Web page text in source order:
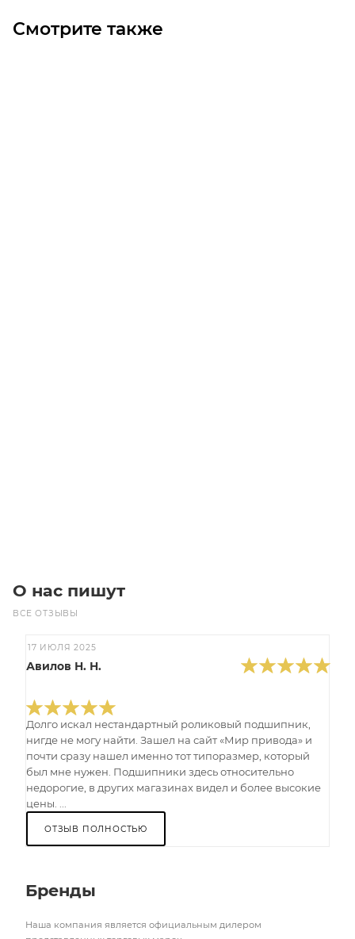
Смотрите также
О нас пишут
ВСЕ ОТЗЫВЫ
17 ИЮЛЯ 2025
Авилов Н. Н.
Долго искал нестандартный роликовый подшипник,
нигде не могу найти. Зашел на сайт «Мир привода» и
почти сразу нашел именно тот типоразмер, который
был мне нужен. Подшипники здесь относительно
недорогие, в других магазинах видел и более высокие
цены. ...
ОТЗЫВ ПОЛНОСТЬЮ
Бренды
Наша компания является официальным дилером